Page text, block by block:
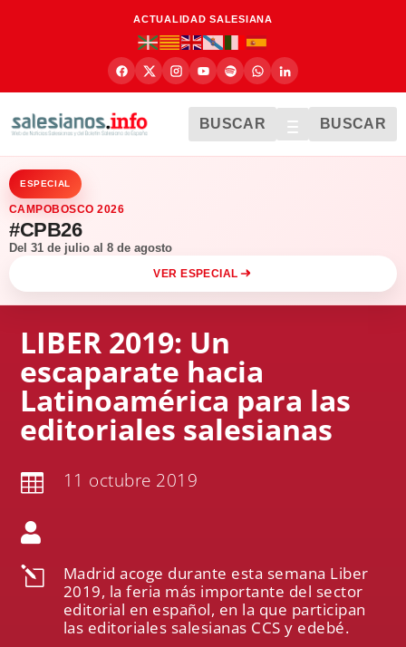
ACTUALIDAD SALESIANA
BUSCAR BUSCAR
ESPECIAL
CAMPOBOSCO 2026
#CPB26
Del 31 de julio al 8 de agosto
VER ESPECIAL
LIBER 2019: Un
escaparate hacia
Latinoamérica para las
editoriales salesianas
 11 octubre 2019

l
Madrid acoge durante esta semana Liber
2019, la feria más importante del sector
editorial en español, en la que participan
las editoriales salesianas CCS y edebé.